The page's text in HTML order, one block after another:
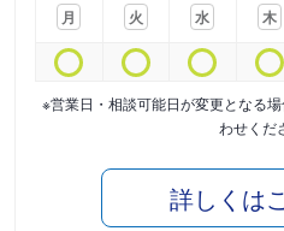
月
火
水
木
※営業日・相談可能日が変更となる
わせくだ
詳しくは